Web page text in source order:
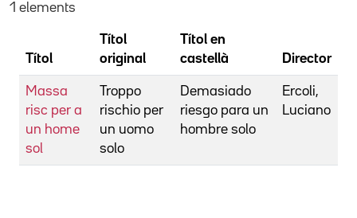
1 elements
Títol
Títol
original
Títol en
castellà
Director
Massa
risc per a
un home
sol
Troppo
rischio per
un uomo
solo
Demasiado
riesgo para un
hombre solo
Ercoli,
Luciano